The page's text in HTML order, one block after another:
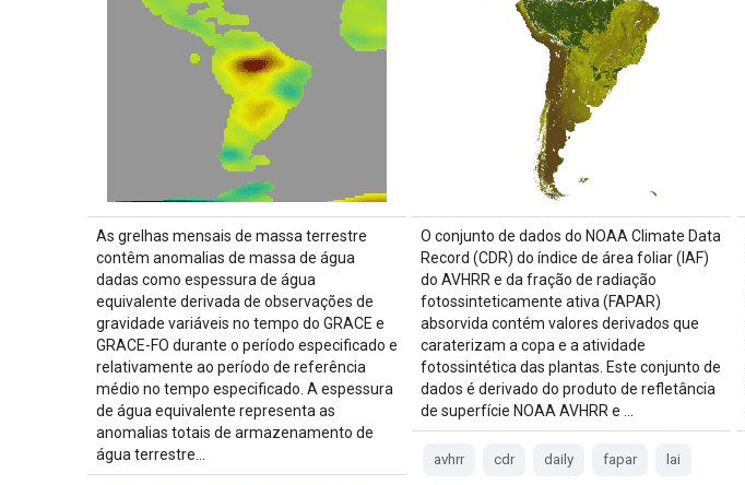
As grelhas mensais de massa terrestre
contêm anomalias de massa de água
dadas como espessura de água
equivalente derivada de observações de
gravidade variáveis no tempo do GRACE e
GRACE-FO durante o período especificado e
relativamente ao período de referência
médio no tempo especificado. A espessura
de água equivalente representa as
anomalias totais de armazenamento de
água terrestre…
O conjunto de dados do NOAA Climate Data
Record (CDR) do índice de área foliar (IAF)
do AVHRR e da fração de radiação
fotossinteticamente ativa (FAPAR)
absorvida contém valores derivados que
caraterizam a copa e a atividade
fotossintética das plantas. Este conjunto de
dados é derivado do produto de refletância
de superfície NOAA AVHRR e …
avhrr cdr daily fapar lai